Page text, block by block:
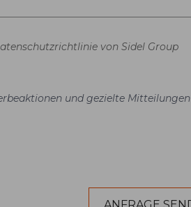
von Sidel Group
und gezielte Mitteilungen